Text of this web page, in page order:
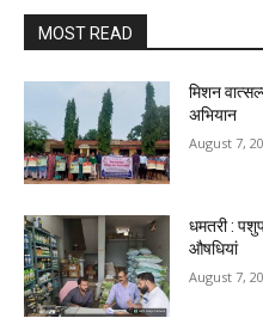
MOST READ
मिशन
अभियान
August 7,
धमतरी :
औषधियां
August 7,